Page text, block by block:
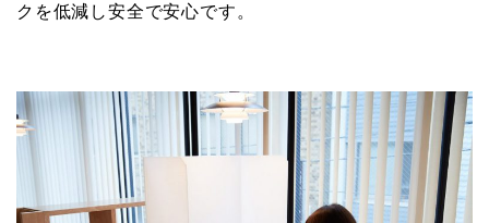
クを低減し安全で安心です。